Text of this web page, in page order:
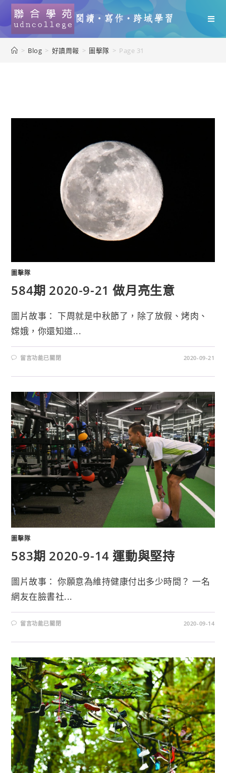
> Blog > 好讀周報 > 圖擊隊 > Page 31
圖擊隊
584期 2020-9-21 做月亮生意
圖片故事： 下周就是中秋節了，除了放假、烤肉、
嫦娥，你還知道...
留言功能已關閉 2020-09-21
圖擊隊
583期 2020-9-14 運動與堅持
圖片故事： 你願意為維持健康付出多少時間？ 一名
網友在臉書社...
留言功能已關閉 2020-09-14